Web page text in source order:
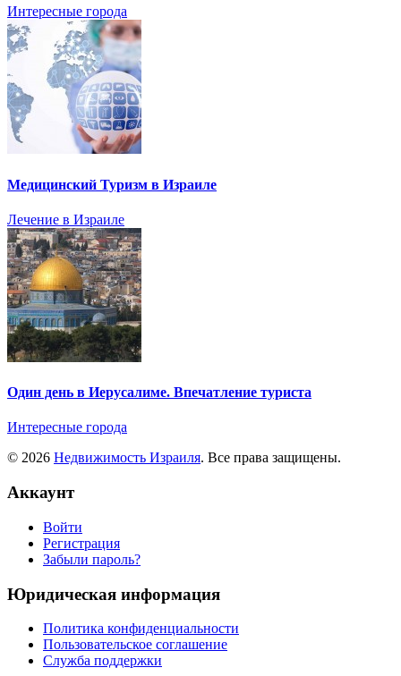
Интересные города
Медицинский Туризм в Израиле
Лечение в Израиле
Один день в Иерусалиме. Впечатление туриста
Интересные города
© 2026 Недвижимость Израиля. Все права защищены.
Аккаунт
Войти
Регистрация
Забыли пароль?
Юридическая информация
Политика конфиденциальности
Пользовательское соглашение
Служба поддержки